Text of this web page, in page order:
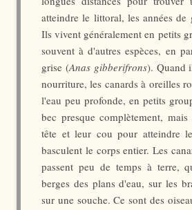
atteindre le littoral, les années de
Ils vivent généralement en petits
souvent à d'autres espèces, en
grise (Anas gibberifrons). Quand
nourriture, les canards à oreilles
l'eau peu profonde, en petits
bec presque complètement,
tête et leur cou pour atteindre
basculent le corps entier. Les
passent peu de temps à terre,
berges des plans d'eau, sur les
sur une souche. Ce sont des